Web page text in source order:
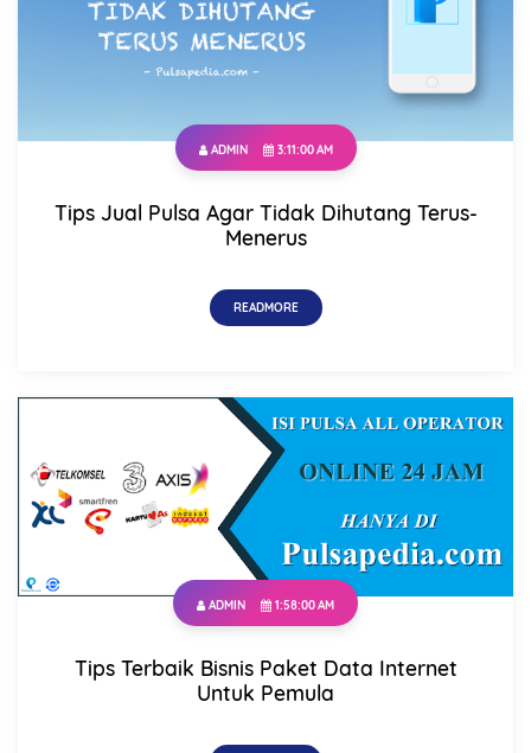
ADMIN 3:11:00 AM
Tips Jual Pulsa Agar Tidak Dihutang Terus-
Menerus
READMORE
ADMIN 1:58:00 AM
Tips Terbaik Bisnis Paket Data Internet
Untuk Pemula